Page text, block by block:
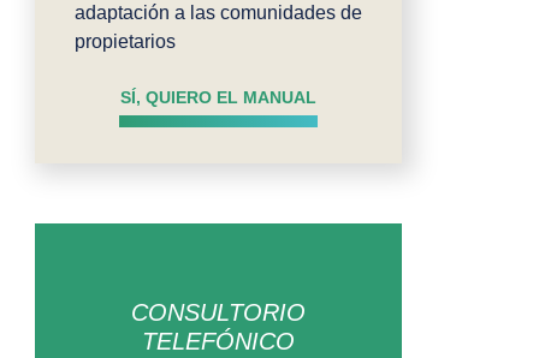
adaptación a las comunidades de
propietarios
SÍ, QUIERO EL MANUAL
CONSULTORIO
TELEFÓNICO